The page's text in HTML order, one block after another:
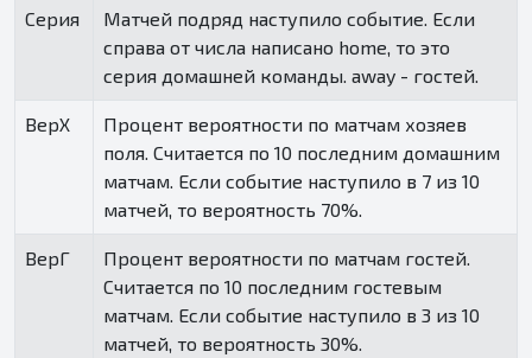
Серия
Матчей подряд наступило событие. Если
справа от числа написано home, то это
серия домашней команды. away - гостей.
ВерХ
Процент вероятности по матчам хозяев
поля. Считается по 10 последним домашним
матчам. Если событие наступило в 7 из 10
матчей, то вероятность 70%.
ВерГ
Процент вероятности по матчам гостей.
Считается по 10 последним гостевым
матчам. Если событие наступило в 3 из 10
матчей, то вероятность 30%.